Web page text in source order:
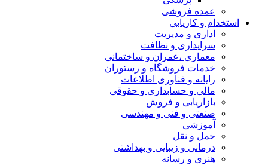
عمده فروشی
استخدام و کاریابی
اداری و مدیریت
سرایداری و نظافت
معماری ،عمران و ساختمانی
خدمات فروشگاه و رستوران
رایانه و فناوری اطلاعات
مالی و حسابداری و حقوقی
بازاریابی و فروش
صنعتی و فنی و مهندسی
آموزشی
حمل و نقل
درمانی و زیبایی و بهداشتی
هنری و رسانه